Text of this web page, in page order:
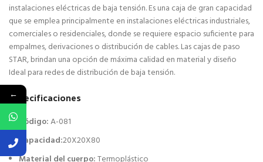
instalaciones eléctricas de baja tensión. Es una caja de gran capacidad
que se emplea principalmente en instalaciones eléctricas industriales,
comerciales o residenciales, donde se requiere espacio suficiente para
empalmes, derivaciones o distribución de cables.Las cajas de paso
STAR, brindan una opción de máxima calidad en material y diseño
Ideal para redes de distribución de baja tensión.
Especificaciones
Código:A-081
Capacidad:20X20X80
Material del cuerpo:Termoplástico
←